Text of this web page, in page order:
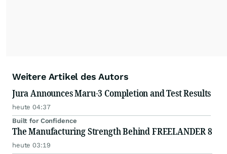
Weitere Artikel des Autors
Jura Announces Maru-3 Completion and Test Results
heute 04:37
Built for Confidence
The Manufacturing Strength Behind FREELANDER 8
heute 03:19